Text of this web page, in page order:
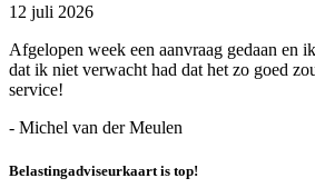
12 juli 2026
Afgelopen week een aanvraag gedaan en
dat ik niet verwacht had dat het zo goed
service!
- Michel van der Meulen
Belastingadviseurkaart is top!